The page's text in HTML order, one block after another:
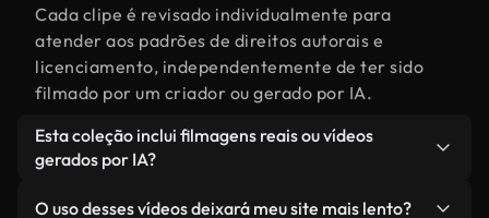
Cada clipe é revisado individualmente para
atender aos padrões de direitos autorais e
licenciamento, independentemente de ter sido
filmado por um criador ou gerado por IA.
Esta coleção inclui filmagens reais ou vídeos
gerados por IA?
O uso desses vídeos deixará meu site mais lento?